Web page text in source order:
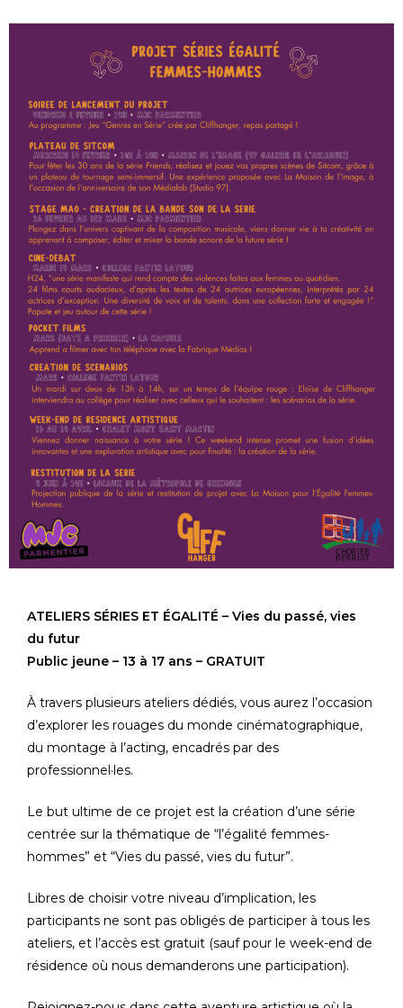
ATELIERS SÉRIES ET ÉGALITÉ – Vies du passé, vies
du futur
Public jeune – 13 à 17 ans – GRATUIT
À travers plusieurs ateliers dédiés, vous aurez l’occasion
d’explorer les rouages du monde cinématographique,
du montage à l’acting, encadrés par des
professionnel·les.
Le but ultime de ce projet est la création d’une série
centrée sur la thématique de “l’égalité femmes-
hommes” et “Vies du passé, vies du futur”.
Libres de choisir votre niveau d’implication, les
participants ne sont pas obligés de participer à tous les
ateliers, et l’accès est gratuit (sauf pour le week-end de
résidence où nous demanderons une participation).